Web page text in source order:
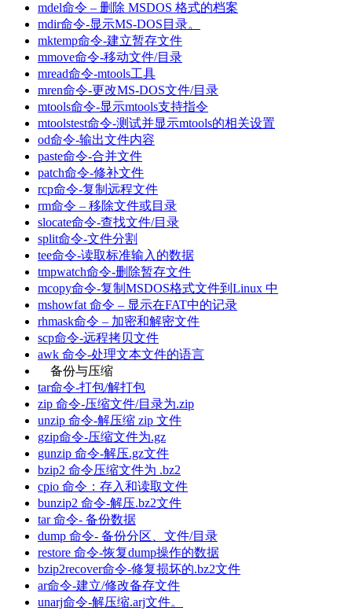
mdel命令 – 删除 MSDOS 格式的档案
mdir命令-显示MS-DOS目录。
mktemp命令-建立暂存文件
mmove命令-移动文件/目录
mread命令-mtools工具
mren命令-更改MS-DOS文件/目录
mtools命令-显示mtools支持指令
mtoolstest命令-测试并显示mtools的相关设置
od命令-输出文件内容
paste命令-合并文件
patch命令-修补文件
rcp命令-复制远程文件
rm命令 – 移除文件或目录
slocate命令-查找文件/目录
split命令-文件分割
tee命令-读取标准输入的数据
tmpwatch命令-删除暂存文件
mcopy命令-复制MSDOS格式文件到Linux 中
mshowfat 命令 – 显示在FAT中的记录
rhmask命令 – 加密和解密文件
scp命令-远程拷贝文件
awk 命令-处理文本文件的语言
备份与压缩
tar命令-打包/解打包
zip 命令-压缩文件/目录为.zip
unzip 命令-解压缩 zip 文件
gzip命令-压缩文件为.gz
gunzip 命令-解压.gz文件
bzip2 命令压缩文件为 .bz2
cpio 命令：存入和读取文件
bunzip2 命令-解压.bz2文件
tar 命令- 备份数据
dump 命令- 备份分区、文件/目录
restore 命令-恢复dump操作的数据
bzip2recover命令-修复损坏的.bz2文件
ar命令-建立/修改备存文件
unarj命令-解压缩.arj文件。